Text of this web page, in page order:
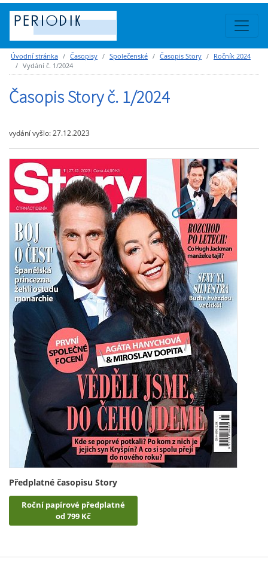
Úvodní stránka Časopisy Společenské Časopis Story
Ročník 2024
Vydání č. 1/2024
Časopis Story č. 1/2024
vydání vyšlo: 27.12.2023
Předplatné časopisu Story
Roční papírové předplatné
od 799 Kč